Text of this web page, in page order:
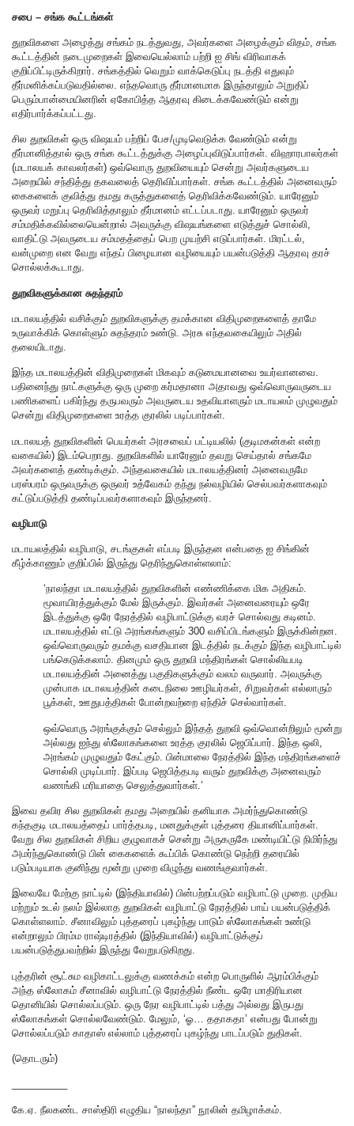
சபை – சங்க கூட்டங்கள்
துறவிகளை அழைத்து சங்கம் நடத்துவது, அவர்களை அழைக்கும் விதம், சங்க
கூட்டத்தின் நடைமுறைகள் இவையெல்லாம் பற்றி ஐ சிங் விரிவாகக்
குறிப்பிட்டிருக்கிறார். சங்கத்தில் வெறும் வாக்கெடுப்பு நடத்தி எதுவும்
தீர்மனிக்கப்படுவதில்லை. எந்தவொரு தீர்மானமாக இருந்தாலும் அறுதிப்
பெரும்பான்மையினரின் ஏகோபித்த ஆதரவு கிடைக்கவேண்டும் என்று
எதிர்பார்க்கப்பட்டது.
சில துறவிகள் ஒரு விஷயம் பற்றிப் பேச/முடிவெடுக்க வேண்டும் என்று
தீர்மானித்தால் ஒரு சங்க கூட்டத்துக்கு அழைப்புவிடுப்பார்கள். விஹாரபாலர்கள்
(மடாலயக் காவலர்கள்) ஒவ்வொரு துறவியையும் சென்று அவர்களுடைய
அறையில் சந்தித்து தகவலைத் தெரிவிப்பார்கள். சங்க கூட்டத்தில் அனைவரும்
கைகளைக் குவித்து தமது கருத்துகளைத் தெரிவிக்கவேண்டும். யாரேனும்
ஒருவர் மறுப்பு தெரிவித்தாலும் தீர்மானம் எட்டப்படாது. யாரேனும் ஒருவர்
சம்மதிக்கவில்லையென்றால் அவருக்கு விஷயங்களை எடுத்துச் சொல்லி,
வாதிட்டு அவருடைய சம்மதத்தைப் பெற முயற்சி எடுப்பார்கள். மிரட்டல்,
வன்முறை என வேறு எந்தப் பிழையான வழியையும் பயன்படுத்தி ஆதரவு தரச்
சொல்லக்கூடாது.
துறவிகளுக்கான சுதந்தரம்
மடாலயத்தில் வசிக்கும் துறவிகளுக்கு தமக்கான விதிமுறைகளைத் தாமே
உருவாக்கிக் கொள்ளும் சுதந்தரம் உண்டு. அரசு எந்தவகையிலும் அதில்
தலையிடாது.
இந்த மடாலயத்தின் விதிமுறைகள் மிகவும் கடுமையானவை உயர்வானவை.
பதினைந்து நாட்களுக்கு ஒரு முறை கர்மதானா அதாவது ஒவ்வொருவருடைய
பணிகளைப் பகிர்ந்து தருபவரும் அவருடைய உதவியாளரும் மடாயலம் முழுவதும்
சென்று விதிமுறைகளை உரத்த குரலில் படிப்பார்கள்.
மடாலயத் துறவிகளின் பெயர்கள் அரசவைப் பட்டியலில் (குடிமகன்கள் என்ற
வகையில்) இடம்பெறாது. துறவிகளில் யாரேனும் தவறு செய்தால் சங்கமே
அவர்களைத் தண்டிக்கும். அந்தவகையில் மடாலயத்தினர் அனைவருமே
பரஸ்பரம் ஒருவருக்கு ஒருவர் உத்வேகம் தந்து நல்வழியில் செல்பவர்களாகவும்
கட்டுப்படுத்தி தண்டிப்பவர்களாகவும் இருந்தனர்.
வழிபாடு
மடாயலத்தில் வழிபாடு, சடங்குகள் எப்படி இருந்தன என்பதை ஐ சிங்கின்
கீழ்க்காணும் குறிப்பில் இருந்து தெரிந்துகொள்ளலாம்:
‘நாலந்தா மடாலயத்தில் துறவிகளின் எண்ணிக்கை மிக அதிகம்.
மூவாயிரத்துக்கும் மேல் இருக்கும். இவர்கள் அனைவரையும் ஒரே
இடத்துக்கு ஒரே நேரத்தில் வழிபாட்டுக்கு வரச் சொல்வது கடினம்.
மடாலயத்தில் எட்டு அரங்கங்களும் 300 வசிப்பிடங்களும் இருக்கின்றன.
ஒவ்வொருவரும் தமக்கு வசதியான இடத்தில் நடக்கும் இந்த வழிபாட்டில்
பங்கெடுக்கலாம். தினமும் ஒரு துறவி மந்திரங்கள் சொல்லியபடி
மடாலயத்தின் அனைத்து பகுதிகளுக்கும் வலம் வருவார். அவருக்கு
முன்பாக மடாலயத்தின் கடைநிலை ஊழியர்கள், சிறுவர்கள் எல்லாரும்
பூக்கள், ஊதுபத்திகள் போன்றவற்றை ஏந்திச் செல்வார்கள்.
ஒவ்வொரு அரங்குக்கும் செல்லும் இந்தத் துறவி ஒவ்வொன்றிலும் மூன்று
அல்லது ஐந்து ஸ்லோகங்களை உரத்த குரலில் ஜெபிப்பார். இந்த ஒலி,
அரங்கம் முழுவதும் கேட்கும். பின்மாலை நேரத்தில் இந்த மந்திரங்களைச்
சொல்லி முடிப்பார். இப்படி ஜெபித்தபடி வரும் துறவிக்கு அனைவரும்
வணங்கி மரியாதை செலுத்துவார்கள்.’
இவை தவிர சில துறவிகள் தமது அறையில் தனியாக அமர்ந்துகொண்டு
கந்தகுடி மடாலயத்தைப் பார்த்தபடி, மனதுக்குள் புத்தரை தியானிப்பார்கள்.
வேறு சில துறவிகள் சிறிய குழுவாகச் சென்று அருகருகே மண்டியிட்டு நிமிர்ந்து
அமர்ந்துகொண்டு பின் கைகளைக் கூப்பிக் கொண்டு நெற்றி தரையில்
படும்படியாக குனிந்து மூன்று முறை விழுந்து வணங்குவார்கள்.
இவையே மேற்கு நாட்டில் (இந்தியாவில்) பின்பற்றப்படும் வழிபாட்டு முறை. முதிய
மற்றும் உடல் நலம் இல்லாத துறவிகள் வழிபாட்டு நேரத்தில் பாய் பயன்படுத்திக்
கொள்ளலாம். சீனாவிலும் புத்தரைப் புகழ்ந்து பாடும் ஸ்லோகங்கள் உண்டு
என்றாலும் பிரம்ம ராஷ்டிரத்தில் (இந்தியாவில்) வழிபாட்டுக்குப்
பயன்படுத்துபவற்றில் இருந்து வேறுபடுகிறது.
புத்தரின் சூட்சும வழிகாட்டலுக்கு வணக்கம் என்ற பொருளில் ஆரம்பிக்கும்
அந்த ஸ்லோகம் சீனாவில் வழிபாட்டு நேரத்தில் நீண்ட ஒரே மாதிரியான
தொனியில் சொல்லப்படும். ஒரு நேர வழிபாட்டில் பத்து அல்லது இருபது
ஸ்லோகங்கள் சொல்லவேண்டும். மேலும், ‘ஓ… ததாகதா’ என்பது போன்று
சொல்லப்படும் காதாஸ் எல்லாம் புத்தரைப் புகழ்ந்து பாடப்படும் துதிகள்.
(தொடரும்)
கே.ஏ. நீலகண்ட சாஸ்திரி எழுதிய “நாலந்தா” நூலின் தமிழாக்கம்.